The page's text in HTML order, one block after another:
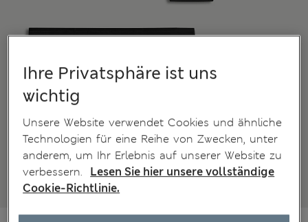
Ihre Privatsphäre ist uns
wichtig
Unsere Website verwendet Cookies und ähnliche
Technologien für eine Reihe von Zwecken, unter
anderem, um Ihr Erlebnis auf unserer Website zu
verbessern.
Lesen Sie hier unsere vollständige
Cookie-Richtlinie.